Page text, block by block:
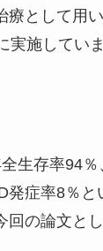
療として用
実施していま
生存率94％
発症率8％と
回の論文と